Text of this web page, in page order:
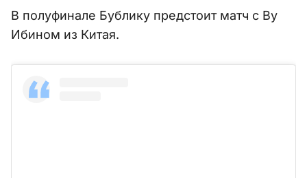
В полуфинале Бублику предстоит матч с Ву
Ибином из Китая.